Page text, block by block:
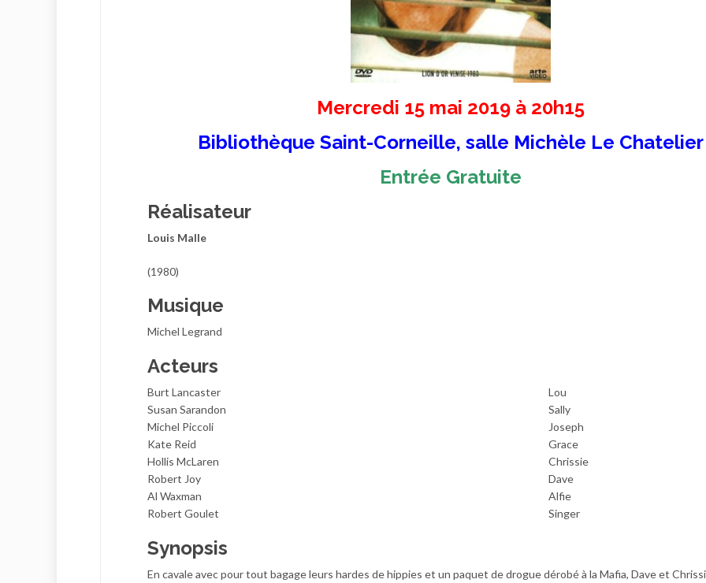
Mercredi 15 mai 2019 à 20h15
Bibliothèque Saint-Corneille, salle Michèle Le Chatelier
Entrée Gratuite
Réalisateur
Louis Malle
(1980)
Musique
Michel Legrand
Acteurs
Burt Lancaster
Lou
Susan Sarandon
Sally
Michel Piccoli
Joseph
Kate Reid
Grace
Hollis McLaren
Chrissie
Robert Joy
Dave
Al Waxman
Alfie
Robert Goulet
Singer
Synopsis
En cavale avec pour tout bagage leurs hardes de hippies et un paquet de drogue dérobé à la Mafia, Dave et